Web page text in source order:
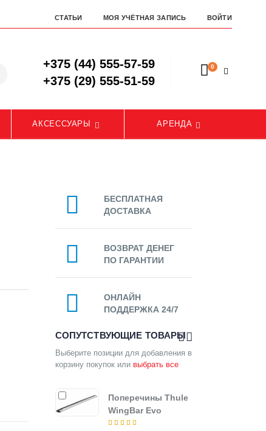
СТАТЬИ МОЯ УЧЁТНАЯ ЗАПИСЬ ВОЙТИ
+375 (44) 555-57-59
+375 (29) 555-51-59
0
АКСЕССУАРЫ АРЕНДА
БЕСПЛАТНАЯ
ДОСТАВКА
ВОЗВРАТ ДЕНЕГ
ПО ГАРАНТИИ
ОНЛАЙН
ПОДДЕРЖКА 24/7
СОПУТСТВУЮЩИЕ ТОВАРЫ
Выберите позиции для добавления в
корзину покупок или выбрать все
Поперечины Thule
WingBar Evo